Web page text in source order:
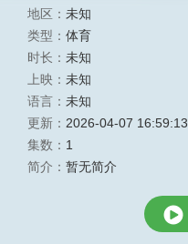
地区： 未知
类型： 体育
时长： 未知
上映： 未知
语言： 未知
更新： 2026-04-07 16:59:13
集数： 1
简介： 暂无简介